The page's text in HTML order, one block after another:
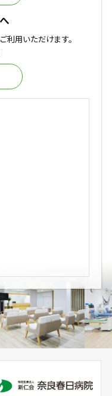
利用いただけます。